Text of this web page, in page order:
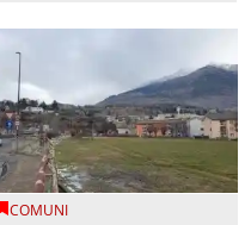
COMUNI